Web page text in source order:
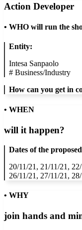
Action Developer
• WHO will run the
Entity:
Intesa Sanpaolo
# Business/Industry
How can you get in
• WHEN
will it happen?
Dates of the
20/11/21, 21/11/21,
26/11/21, 27/11/21, 28/
• WHY
join hands and